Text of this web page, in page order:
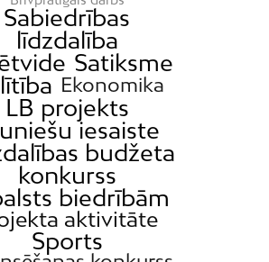
Sabiedrības
līdzdalība
Satiksme
Ekonomika
LB projekts
iesaiste
budžeta
konkurss
biedrībām
aktivitāte
Sports